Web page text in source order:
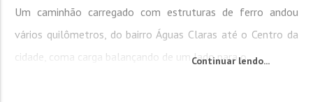
Um caminhão carregado com estruturas de ferro andou
vários quilômetros, do bairro Águas Claras até o Centro da
cidade, coma carga balançando de um lado para o...
Continuar lendo...